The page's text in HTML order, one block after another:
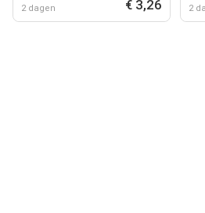
2 dagen € 3,26 2